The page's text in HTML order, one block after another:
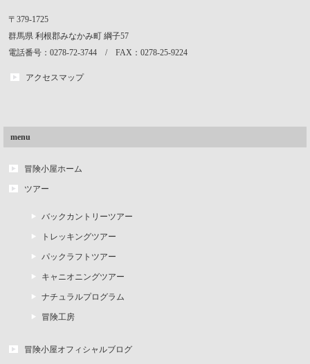
〒379-1725
群馬県 利根郡みなかみ町 綱子57
電話番号：0278-72-3744 / FAX：0278-25-9224
アクセスマップ
menu
冒険小屋ホーム
ツアー
バックカントリーツアー
トレッキングツアー
パックラフトツアー
キャニオニングツアー
ナチュラルプログラム
冒険工房
冒険小屋オフィシャルブログ